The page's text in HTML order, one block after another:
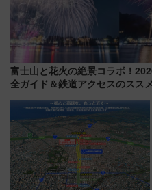
富士山と花火の絶景コラボ！
全ガイド＆鉄道アクセスのススメ